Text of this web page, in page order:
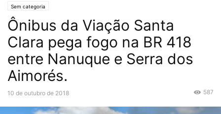
Sem categoria
Ônibus da Viação Santa
Clara pega fogo na BR 418
entre Nanuque e Serra dos
Aimorés.
10 de outubro de 2018 587